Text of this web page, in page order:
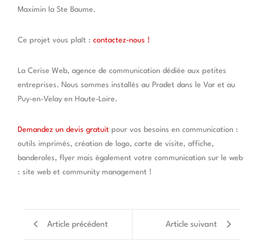
Maximin la Ste Baume.
Ce projet vous plaît : contactez-nous !
La Cerise Web, agence de communication dédiée aux petites
entreprises. Nous sommes installés au Pradet dans le Var et au
Puy-en-Velay en Haute-Loire.
Demandez un devis gratuit pour vos besoins en communication :
outils imprimés, création de logo, carte de visite, affiche,
banderoles, flyer mais également votre communication sur le web
: site web et community management !
Article précédent Article suivant